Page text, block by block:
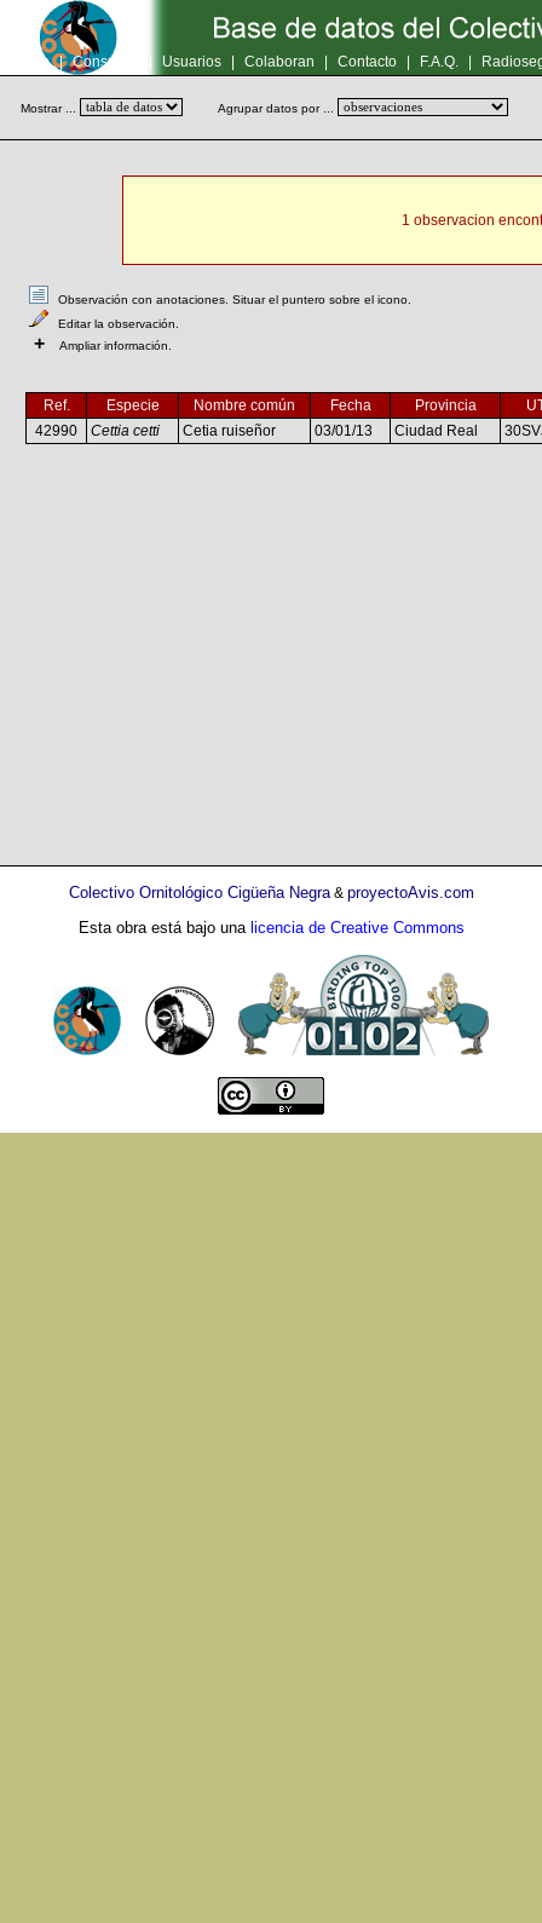
Inicio | Consultas Usuarios Colaboran Contacto F.A.Q.
Mostrar ... Agrupar datos por ...
1 observacion
Observación con anotaciones. Situar el puntero sobre el icono.
Editar la observación.
+ Ampliar información.
Ref. Especie Nombre común Fecha Provincia
42990
Cettia cetti Cetia ruiseñor 03/01/13 Ciudad Real
Colectivo Ornitológico Cigüeña Negra& proyectoAvis.com
Esta obra está bajo una licencia de Creative Commons